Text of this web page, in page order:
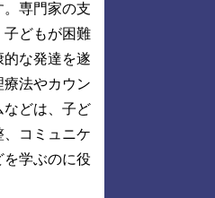
専門家の支
子どもが困難
な発達を遂
法やカウン
などは、子ど
、コミュニケ
学ぶのに役